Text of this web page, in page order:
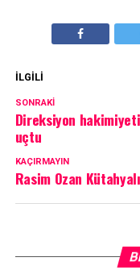
İLGILI
SONRAKI
Direksiyon
uçtu
KAÇIRMAYIN
Rasim Ozan